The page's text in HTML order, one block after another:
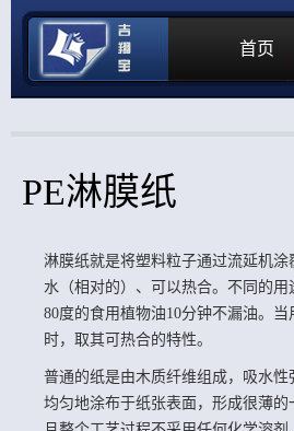
首页
PE淋膜纸
淋膜纸就是将塑料粒子通过流延机
水（相对的）、可以热合。不同的
80度的食用植物油10分钟不漏油。
时，取其可热合的特性。
普通的纸是由木质纤维组成，吸水
均匀地涂布于纸张表面，形成很薄